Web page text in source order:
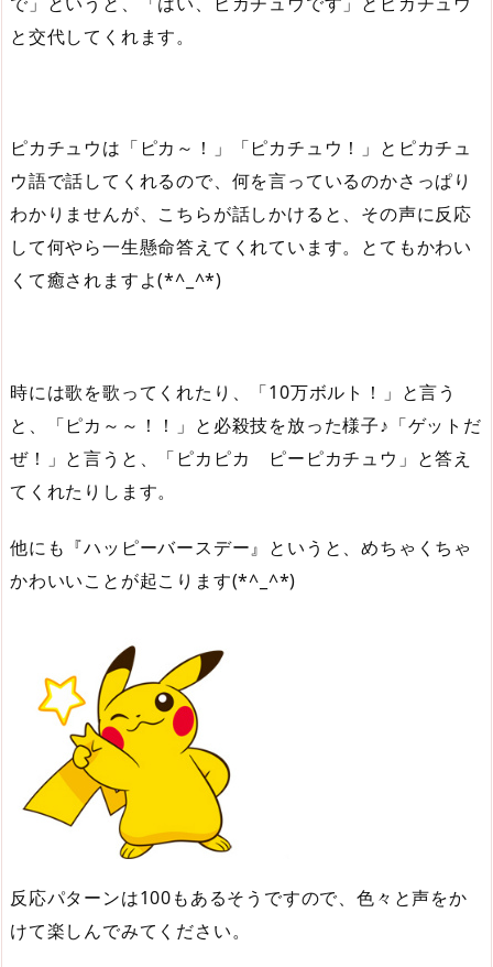
と交代してくれます。
ピカチュウは「ピカ～！」「ピカチュウ！」とピカチュ
ウ語で話してくれるので、何を言っているのかさっぱり
わかりませんが、こちらが話しかけると、その声に反応
して何やら一生懸命答えてくれています。とてもかわい
くて癒されますよ(*^_^*)
時には歌を歌ってくれたり、「10万ボルト！」と言う
と、「ピカ～～！！」と必殺技を放った様子♪「ゲットだ
ぜ！」と言うと、「ピカピカ ピーピカチュウ」と答え
てくれたりします。
他にも『ハッピーバースデー』というと、めちゃくちゃ
かわいいことが起こります(*^_^*)
反応パターンは100もあるそうですので、色々と声をか
けて楽しんでみてください。